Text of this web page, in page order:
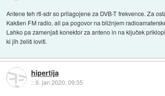
Antene teh rtl-sdr so prilagojene za DVB-T frekvence. Za
Kakšen FM radio, ali pa pogovor na bližnjem
Lahko pa zamenjaš konektor za anteno in na ključek
ki jih želiš loviti.
hipertija
::9. jan 2020, 09:35